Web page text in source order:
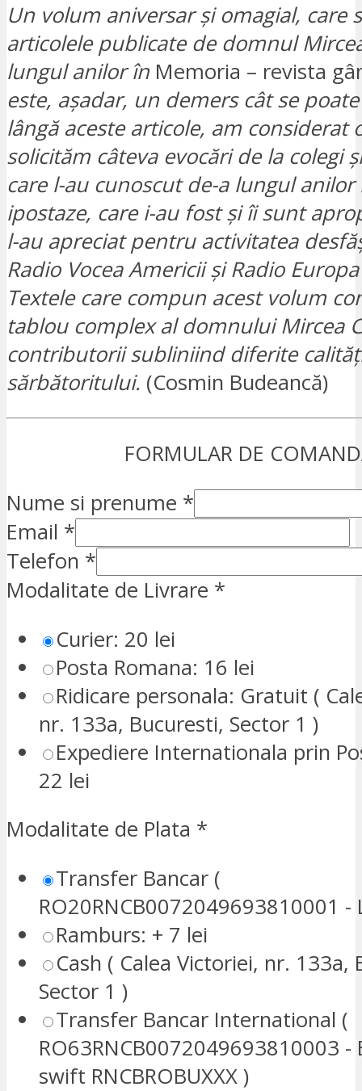
Un volum aniversar și omagial, care
articolele publicate de domnul
lungul anilor în Memoria – revista
este, așadar, un demers cât se
lângă aceste articole, am considerat
solicităm câteva evocări de la colegi
care l-au cunoscut de-a lungul
ipostaze, care i-au fost și îi sunt
l-au apreciat pentru activitatea
Radio Vocea Americii și Radio
Textele care compun acest volum
tablou complex al domnului Mircea
contributorii subliniind diferite
sărbătoritului. (Cosmin Budeancă)
FORMULAR DE
Nume si prenume *
Email *
Telefon *
Modalitate de Livrare *
Curier: 20 lei
Posta Romana: 16 lei
Ridicare personala: Gratuit (
nr. 133a, Bucuresti, Sector 1 )
Expediere Internationala prin
22 lei
Modalitate de Plata *
Transfer Bancar (
RO20RNCB0072049693810001 -
Ramburs: + 7 lei
Cash ( Calea Victoriei, nr. 133a,
Sector 1 )
Transfer Bancar International (
RO63RNCB0072049693810003 -
swift RNCBROBUXXX )